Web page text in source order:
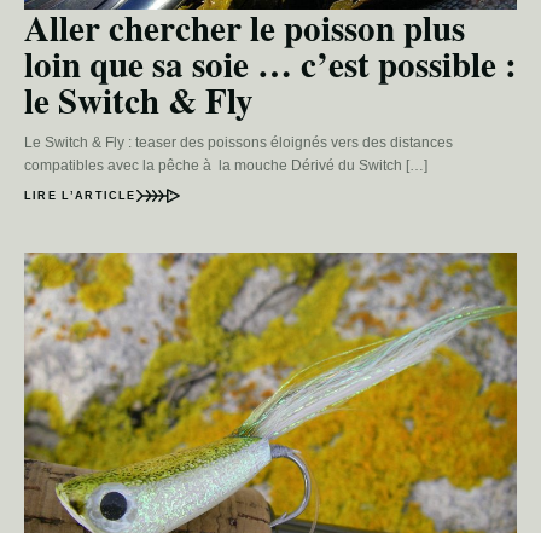
Aller chercher le poisson plus
loin que sa soie … c’est possible :
le Switch & Fly
Le Switch & Fly : teaser des poissons éloignés vers des distances
compatibles avec la pêche à la mouche Dérivé du Switch […]
LIRE L’ARTICLE